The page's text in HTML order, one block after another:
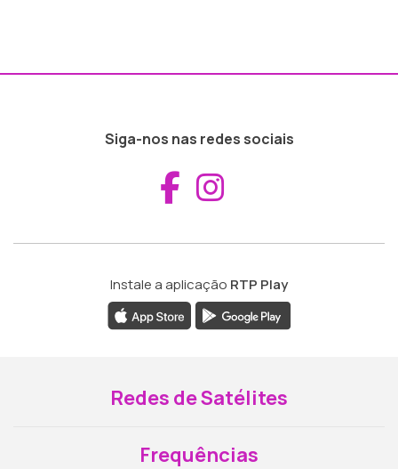
Siga-nos nas redes sociais
Aceder ao
Instale a aplicação RTP Play
Redes de Satélites
Frequências